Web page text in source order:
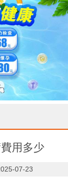
用多少
07-23